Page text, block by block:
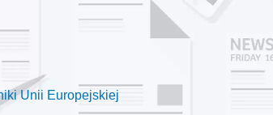
Unii Europejskiej